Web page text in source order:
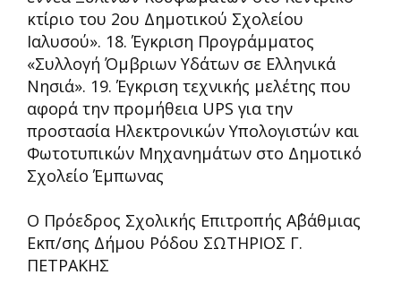
κτίριο του 2ου Δημοτικού Σχολείου
Ιαλυσού». 18. Έγκριση Προγράμματος
«Συλλογή Όμβριων Υδάτων σε Ελληνικά
Νησιά». 19. Έγκριση τεχνικής μελέτης που
αφορά την προμήθεια UPS για την
προστασία Ηλεκτρονικών Υπολογιστών και
Φωτοτυπικών Μηχανημάτων στο Δημοτικό
Σχολείο Έμπωνας
Ο Πρόεδρος Σχολικής Επιτροπής Α΄βάθμιας
Εκπ/σης Δήμου Ρόδου ΣΩΤΗΡΙΟΣ Γ.
ΠΕΤΡΑΚΗΣ